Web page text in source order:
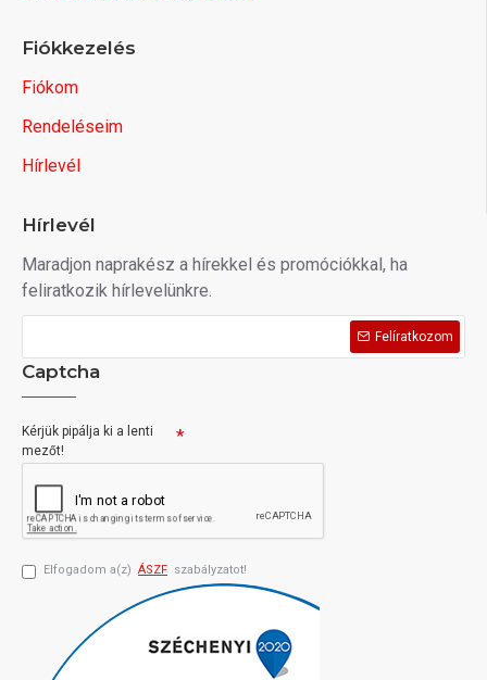
Fiókkezelés
Fiókom
Rendeléseim
Hírlevél
Hírlevél
Maradjon naprakész a hírekkel és promóciókkal, ha
feliratkozik hírlevelünkre.
Felíratkozom
Captcha
Kérjük pipálja ki a lenti
mezőt!
Elfogadom a(z) ÁSZF szabályzatot!